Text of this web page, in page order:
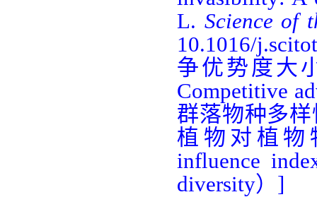
L. Science of
10.1016/
争优势度大
Competitive
群落物种多
植物对植
influence
diversity） ]